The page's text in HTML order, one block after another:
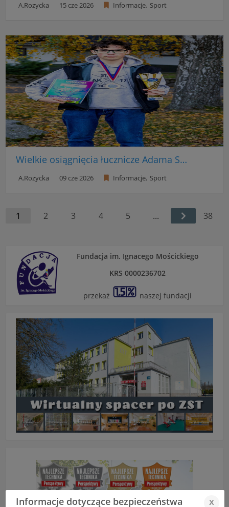
A.Rozycka 15 cze 2026 Informacje Sport
Wielkie osiągnięcia łucznicze Adama Siedleckiego
A.Rozycka 09 cze 2026 Informacje Sport
1 2 3 4 5 ... 38
Fundacja im. Ignacego Mościckiego
KRS 0000236702
przekaż naszej fundacji
Informacje dotyczące bezpieczeństwa x